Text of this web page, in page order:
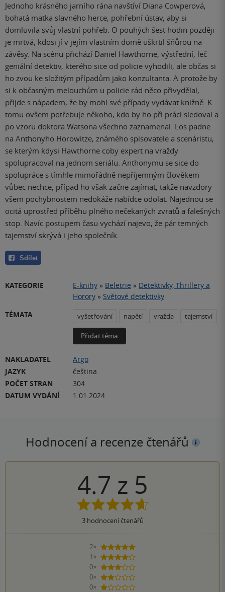
Jednoho krásného jarního rána navštíví Diana Cowperová,
bohatá matka slavného herce, pohřební ústav, aby si
domluvila svůj vlastní pohřeb. O pouhých šest hodin později
je mrtvá, kdosi jí v jejím vlastním domě uškrtil šňůrou na
závěsy. Na scénu přichází Daniel Hawthorne, výstřední, leč
geniální detektiv, kterého sice od policie vyhodili, ale občas si
ho zvou ke složitým případům jako konzultanta. A protože by
si k občasným melouchům u policie rád něco přivydělal,
přijde s nápadem, že by mohl své případy vydávat knižně. K
tomu ovšem potřebuje někoho, kdo by ho při práci sledoval a
po vzoru doktora Watsona všechno zaznamenal. Los padne
na Anthonyho Horowitze, známého spisovatele a scenáristu,
se kterým kdysi Hawthorne coby expert na vraždy
spolupracoval na jednom seriálu. Anthonymu se sice do
spolupráce s tímhle mimořádně nepříjemným člověkem
vůbec nechce, případ ho však začne zajímat, takže navzdory
všem pochybnostem nedokáže nabídce odolat. Najednou se
ocitá uprostřed příběhu plného nečekaných zvratů a falešných
stop. Navíc postupem času vychází najevo, že pár temných
tajemství skrývá i jeho společník.
Sdílet
KATEGORIE E-knihy » Beletrie » Detektivky, Thrillery a
Horory » Světové detektivky
TÉMATA
vyšetřování napětí vražda tajemství
Přidat téma
NAKLADATEL
Argo
JAZYK
čeština
POČET STRAN
304
DATUM VYDÁNÍ
1.01.2024
Hodnocení a recenze čtenářů
4.7 z 5
3hodnocení čtenářů
2×
5 hvězdiček
1×
4 hvězdičky
0×
3 hvězdičky
0×
2 hvězdičky
0×
1 hvezdička